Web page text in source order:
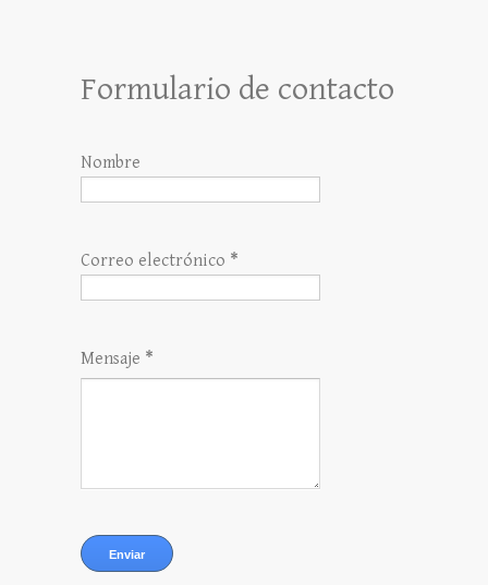
Formulario de contacto
Nombre
Correo electrónico *
Mensaje *